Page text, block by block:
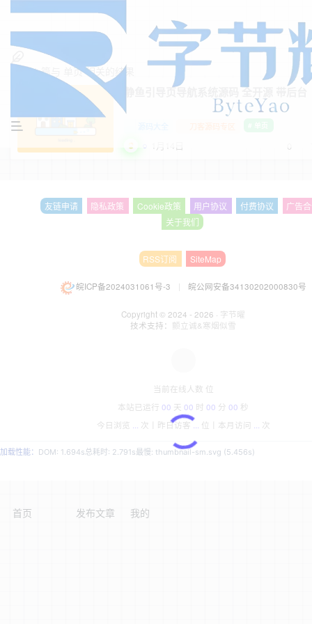
找到 1 篇与 单页 相关的结果
静鱼引导页导航系统源码 全开源 带后台
1月14日 0
友链申请 隐私政策 Cookie政策 用户协议 付费协议
广告
关于我们
RSS订阅 SiteMap
皖ICP备2024031061号-3 | 皖公网安备34130202000830号
Copyright © 2024 - 2026 · 字节曜
技术支持： 颤立诚&寒烟似雪
当前在线人数 位
本站已运行 00 天 00 时 00 分 00 秒
今日浏览
次丨 昨日访客 位丨 本月访问 次
加载性能： DOM: 1.694s总耗时: 2.791s最慢: thumbnail-sm.svg (5.456s)
首页 发布文章 我的